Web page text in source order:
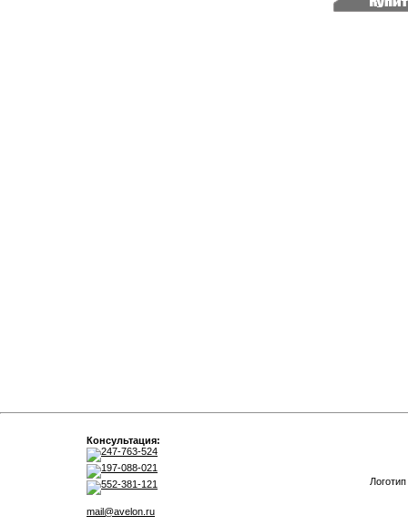
Консультация:
247-763-524
197-088-021
552-381-121
mail@avelon.ru